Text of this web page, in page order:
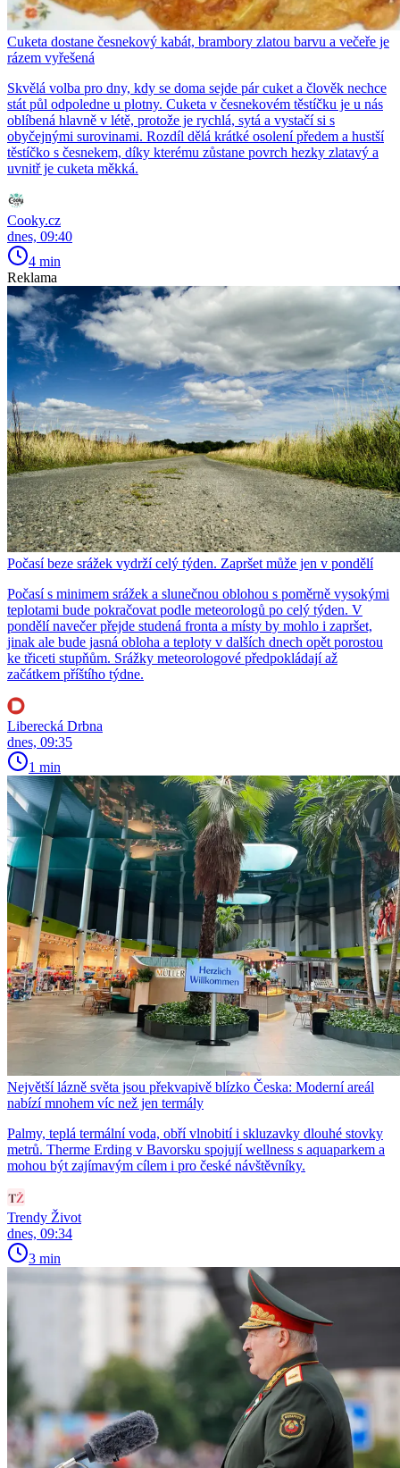
Cuketa dostane česnekový kabát, brambory zlatou barvu a večeře je
rázem vyřešená
Skvělá volba pro dny, kdy se doma sejde pár cuket a člověk nechce
stát půl odpoledne u plotny. Cuketa v česnekovém těstíčku je u nás
oblíbená hlavně v létě, protože je rychlá, sytá a vystačí si s
obyčejnými surovinami. Rozdíl dělá krátké osolení předem a hustší
těstíčko s česnekem, díky kterému zůstane povrch hezky zlatavý a
uvnitř je cuketa měkká.
Cooky.cz
dnes, 09:40
4 min
Reklama
Počasí beze srážek vydrží celý týden. Zapršet může jen v pondělí
Počasí s minimem srážek a slunečnou oblohou s poměrně vysokými
teplotami bude pokračovat podle meteorologů po celý týden. V
pondělí navečer přejde studená fronta a místy by mohlo i zapršet,
jinak ale bude jasná obloha a teploty v dalších dnech opět porostou
ke třiceti stupňům. Srážky meteorologové předpokládají až
začátkem příštího týdne.
Liberecká Drbna
dnes, 09:35
1 min
Největší lázně světa jsou překvapivě blízko Česka: Moderní areál
nabízí mnohem víc než jen termály
Palmy, teplá termální voda, obří vlnobití i skluzavky dlouhé stovky
metrů. Therme Erding v Bavorsku spojují wellness s aquaparkem a
mohou být zajímavým cílem i pro české návštěvníky.
Trendy Život
dnes, 09:34
3 min